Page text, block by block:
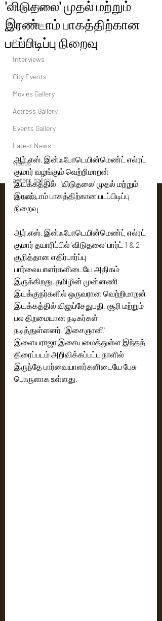
Political News
Tamil News
Reviews
Interviews
City Events
Movies Gallery
Actress Gallery
Events Gallery
Latest News
videos
actors gallery
Tv news
'விடுதலை' முதல் மற்றும்
இரண்டாம் பாகத்திற்கான
படப்பிடிப்பு நிறைவு
ஆர்.எஸ். இன்ஃபோடெயின்மெண்ட் எல்ரட்
குமார் வழங்கும் வெற்றிமாறன்
இயக்கத்தில்   'விடுதலை' முதல் மற்றும்
இரண்டாம் பாகத்திற்கான படப்பிடிப்பு
நிறைவு
ஆர்.எஸ். இன்ஃபோடெயின்மெண்ட் எல்ரட்
குமார் தயாரிப்பில் 'விடுதலை' பார்ட் 1 & 2
குறித்தான எதிர்பார்ப்பு
பார்வையாளர்களிடையே அதிகம்
இருக்கிறது. தமிழின் முன்னணி
இயக்குநர்களில் ஒருவரான வெற்றிமாறன்
இயக்கத்தில் விஜய்சேதுபதி, சூரி மற்றும்
பல திறமையான நடிகர்கள்
நடித்துள்ளனர். 'இசைஞானி'
இளையராஜா இசையமைத்துள்ள இந்தத்
திரைப்படம் அறிவிக்கப்பட்ட நாளில்
இருந்தே பார்வையாளர்களிடையே பேசு
பொருளாக உள்ளது.